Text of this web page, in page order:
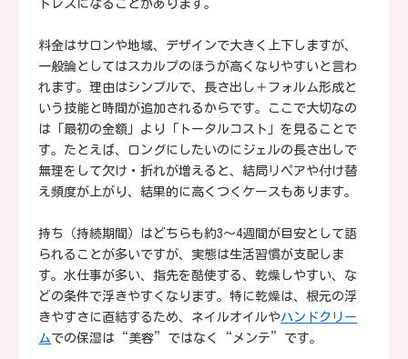
トレスになることがあります。
料金はサロンや地域、デザインで大きく上下しますが、
一般論としてはスカルプのほうが高くなりやすいと言わ
れます。理由はシンプルで、長さ出し＋フォルム形成と
いう技能と時間が追加されるからです。ここで大切なの
は「最初の金額」より「トータルコスト」を見ることで
す。たとえば、ロングにしたいのにジェルの長さ出しで
無理をして欠け・折れが増えると、結局リペアや付け替
え頻度が上がり、結果的に高くつくケースもあります。
持ち（持続期間）はどちらも約3〜4週間が目安として語
られることが多いですが、実態は生活習慣が支配しま
す。水仕事が多い、指先を酷使する、乾燥しやすい、な
どの条件で浮きやすくなります。特に乾燥は、根元の浮
きやすさに直結するため、ネイルオイルやハンドクリー
ムでの保湿は“美容”ではなく“メンテ”です。